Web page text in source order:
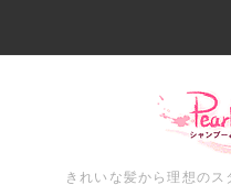
きれいな髪から理想の